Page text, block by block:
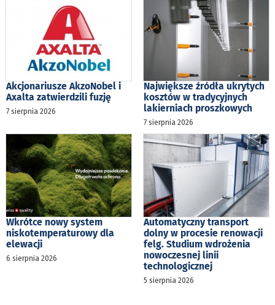
Akcjonariusze AkzoNobel i
Axalta zatwierdzili fuzję
7 sierpnia 2026
Największe źródła ukrytych
kosztów w tradycyjnych
lakierniach proszkowych
7 sierpnia 2026
Wkrótce nowy system
niskotemperaturowy dla
elewacji
6 sierpnia 2026
Automatyczny transport
dolny w procesie renowacji
felg. Studium wdrożenia
nowoczesnej linii
technologicznej
5 sierpnia 2026